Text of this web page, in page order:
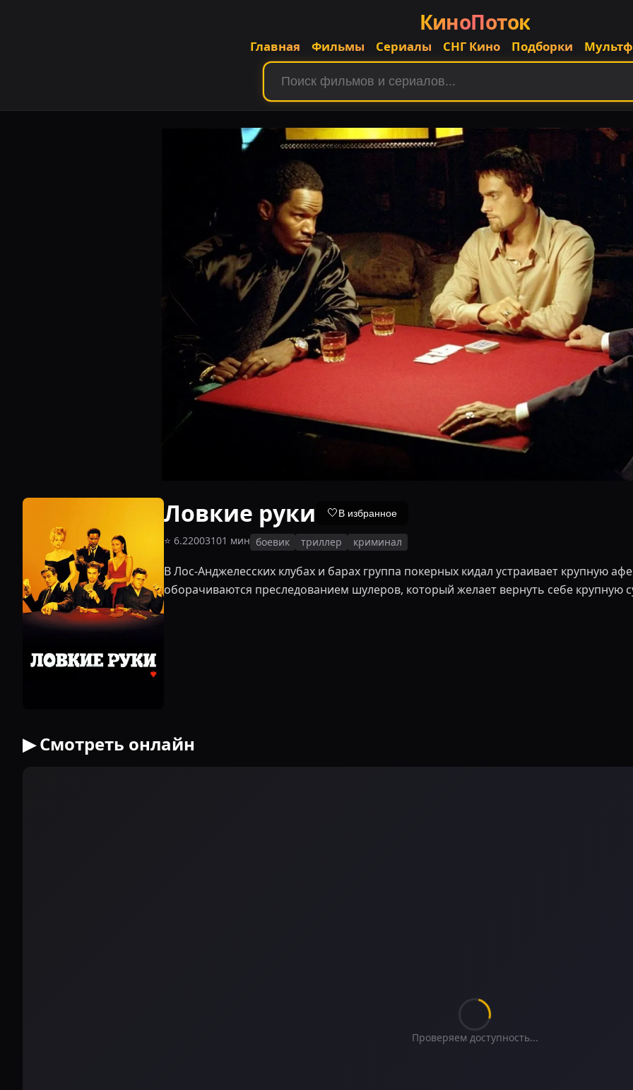
КиноПоток
Главная Фильмы Сериалы СНГ Кино Подборки
Ловкие руки 🤍В избранное
⭐ 6.22003101 мин боевик триллер криминал
В Лос-Анджелесских клубах и барах группа покерных кидал устраивает крупную
оборачиваются преследованием шулеров, который желает вернуть себе крупную
▶ Смотреть онлайн
Проверяем доступность...